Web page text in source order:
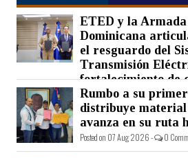
ETED y la
Dominicana
el resguardo del
Transmisión
fortalecimiento de
Posted on 07 Aug 2026 - 0 Comments
Rumbo a su
distribuye
avanza en su ruta
Posted on 07 Aug 2026 - 0